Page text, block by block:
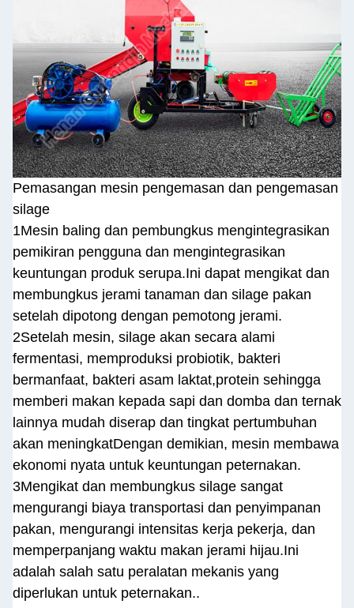
Pemasangan mesin pengemasan dan pengemasan
silage
1Mesin baling dan pembungkus mengintegrasikan
pemikiran pengguna dan mengintegrasikan
keuntungan produk serupa.Ini dapat mengikat dan
membungkus jerami tanaman dan silage pakan
setelah dipotong dengan pemotong jerami.
2Setelah mesin, silage akan secara alami
fermentasi, memproduksi probiotik, bakteri
bermanfaat, bakteri asam laktat,protein sehingga
memberi makan kepada sapi dan domba dan ternak
lainnya mudah diserap dan tingkat pertumbuhan
akan meningkatDengan demikian, mesin membawa
ekonomi nyata untuk keuntungan peternakan.
3Mengikat dan membungkus silage sangat
mengurangi biaya transportasi dan penyimpanan
pakan, mengurangi intensitas kerja pekerja, dan
memperpanjang waktu makan jerami hijau.Ini
adalah salah satu peralatan mekanis yang
diperlukan untuk peternakan..